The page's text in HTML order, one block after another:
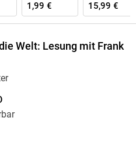
1,99 €
15,99 €
Welt: Lesung mit Frank